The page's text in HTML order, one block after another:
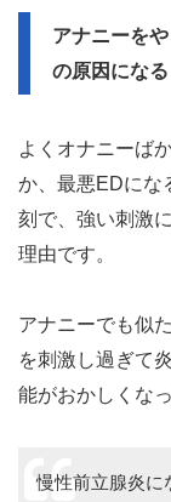
アナニーを
の原因になる
よくオナニーば
か、最悪EDにな
刻で、強い刺激
理由です。
アナニーでも似
を刺激し過ぎて
能がおかしくな
慢性前立腺炎に